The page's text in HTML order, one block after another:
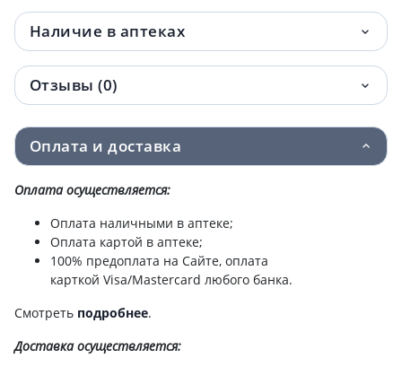
Бинт 5510 мед эласт сред растяж
100ммх2,0м
122.60 грн.
Бинт 5508 мед эласт сред растяж
80ммх3м
131.40 грн.
Бинт 5508 мед эласт сред растяж
80ммх3.5м
161.10 грн.
Бинт 5508 мед эласт сред растяж
80ммх4м
Бинт 5512 мед эласт сред растяж
120ммх3,0м
Бинт 5510 мед эласт сред растяж
Наличие в аптеках
Отзывы (0)
Оплата и доставка
Оплата осуществляется:
Оплата наличными в аптеке;
Оплата картой в аптеке;
100% предоплата на Сайте, оплата
карткой Visa/Mastercard любого банка.
Смотреть подробнее.
Доставкаосуществляется: